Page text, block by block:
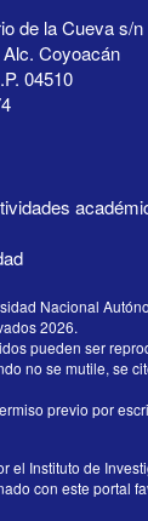
de la Cueva s/n
Coyoacán
04510
Nacional
2026.
pueden ser
no se mutile, se
previo por
el Instituto de
con este portal